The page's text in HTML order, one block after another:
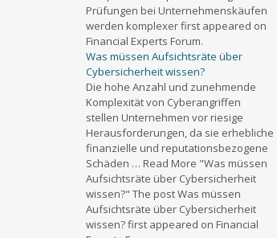
Prüfungen bei Unternehmenskäufen
werden komplexer first appeared on
Financial Experts Forum.
Was müssen Aufsichtsräte über
Cybersicherheit wissen?
Die hohe Anzahl und zunehmende
Komplexität von Cyberangriffen
stellen Unternehmen vor riesige
Herausforderungen, da sie erhebliche
finanzielle und reputationsbezogene
Schäden … Read More "Was müssen
Aufsichtsräte über Cybersicherheit
wissen?" The post Was müssen
Aufsichtsräte über Cybersicherheit
wissen? first appeared on Financial